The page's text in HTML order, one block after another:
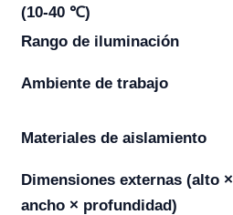
(10-40 ℃)
Rango de iluminación
Ambiente de trabajo
Materiales de aislamiento
Dimensiones externas (alto ×
ancho × profundidad)